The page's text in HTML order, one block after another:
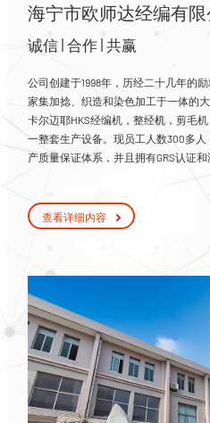
海宁市欧师达经编有限
诚信 | 合作 | 共赢
公司创建于1998年，历经二十几年的
家集加捻、织造和染色加工于一体的
卡尔迈耶HKS经编机，整经机，剪毛
一整套生产设备。现员工人数300多
产质量保证体系，并且拥有GRS认证
查看详细内容